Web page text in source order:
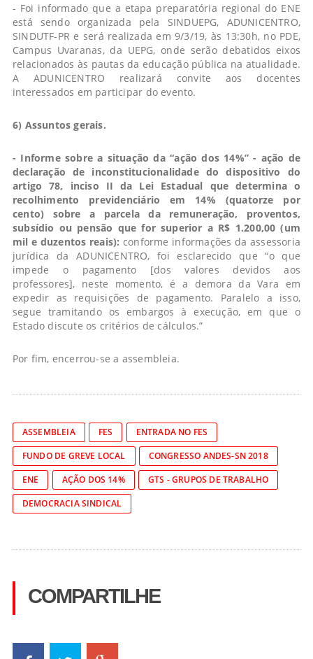
- Foi informado que a etapa preparatória regional do ENE
está sendo organizada pela SINDUEPG, ADUNICENTRO,
SINDUTF-PR e será realizada em 9/3/19, às 13:30h, no PDE,
Campus Uvaranas, da UEPG, onde serão debatidos eixos
relacionados às pautas da educação pública na atualidade.
A ADUNICENTRO realizará convite aos docentes
interessados em participar do evento.
6) Assuntos gerais.
- Informe sobre a situação da “ação dos 14%” - ação de
declaração de inconstitucionalidade do dispositivo do
artigo 78, inciso II da Lei Estadual que determina o
recolhimento previdenciário em 14% (quatorze por
cento) sobre a parcela da remuneração, proventos,
subsídio ou pensão que for superior a R$ 1.200,00 (um
mil e duzentos reais): conforme informações da assessoria
jurídica da ADUNICENTRO, foi esclarecido que “o que
impede o pagamento [dos valores devidos aos
professores], neste momento, é a demora da Vara em
expedir as requisições de pagamento. Paralelo a isso,
segue tramitando os embargos à execução, em que o
Estado discute os critérios de cálculos.”
Por fim, encerrou-se a assembleia.
ASSEMBLEIA FES
ENTRADA NO FES
FUNDO DE GREVE LOCAL
CONGRESSO ANDES-SN 2018
ENE
AÇÃO DOS 14%
GTS - GRUPOS DE TRABALHO
DEMOCRACIA SINDICAL
COMPARTILHE